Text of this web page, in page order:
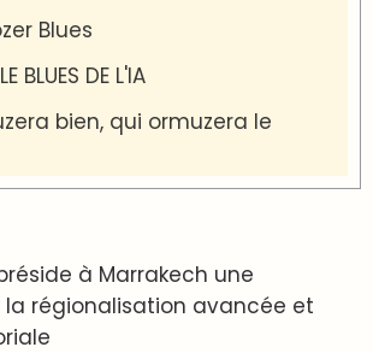
Blues
BLUES DE L'IA
bien, qui ormuzera le
à Marrakech une
la régionalisation avancée et